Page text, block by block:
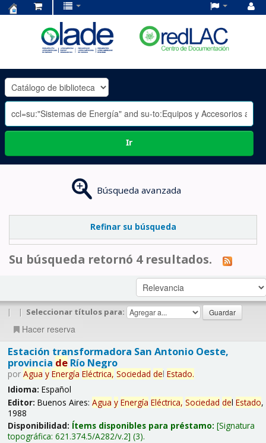
OLADE
-
Ir
Búsqueda avanzada
Refinar su búsqueda
Su búsqueda retornó 4 resultados.
| | Seleccionar títulos para:
Hacer reserva
Estación transformadora San Antonio Oeste,
provincia deRío Negro
por Agua y Energía Eléctrica, Sociedad del Estado.
Idioma: Español
Editor: Buenos Aires: Agua y Energía Eléctrica, Sociedad del Estado,
1988
Disponibilidad: Ítems disponibles para préstamo: Signatura
topográfica: 621.374.5/A282/v.2 (3).